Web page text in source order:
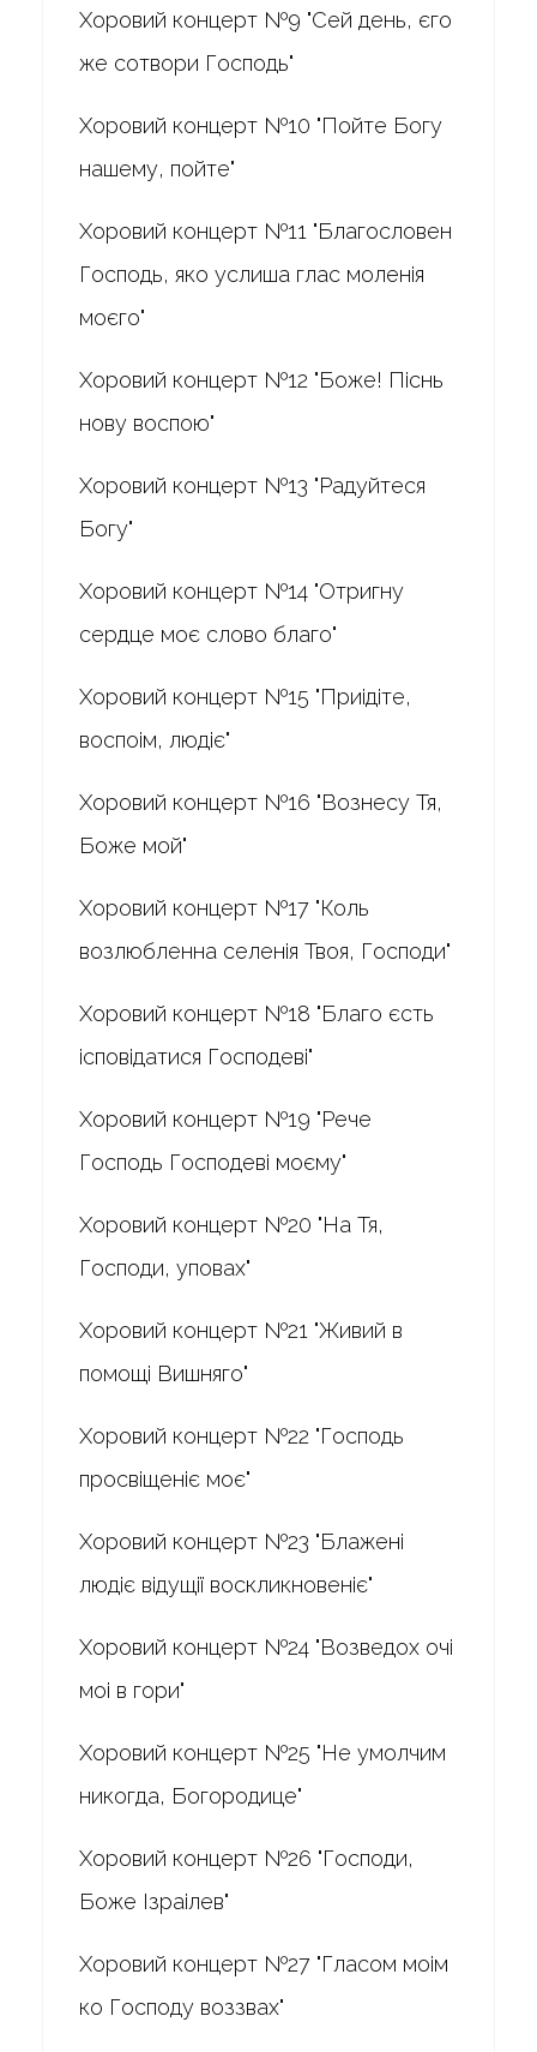
Хоровий концерт №9 "Сей день, єго
же сотвори Господь"
Хоровий концерт №10 "Пойте Богу
нашему, пойте"
Хоровий концерт №11 "Благословен
Господь, яко услиша глас моленія
моєго"
Хоровий концерт №12 "Боже! Піснь
нову воспою"
Хоровий концерт №13 "Радуйтеся
Богу"
Хоровий концерт №14 "Отригну
сердце моє слово благо"
Хоровий концерт №15 "Приідіте,
воспоім, людіє"
Хоровий концерт №16 "Вознесу Тя,
Боже мой"
Хоровий концерт №17 "Коль
возлюбленна селенія Твоя, Господи"
Хоровий концерт №18 "Благо єсть
ісповідатися Господеві"
Хоровий концерт №19 "Рече
Господь Господеві моєму"
Хоровий концерт №20 "На Тя,
Господи, уповах"
Хоровий концерт №21 "Живий в
помощі Вишняго"
Хоровий концерт №22 "Господь
просвіщеніє моє"
Хоровий концерт №23 "Блажені
людіє відущії воскликновеніє"
Хоровий концерт №24 "Возведох очі
моі в гори"
Хоровий концерт №25 "Не умолчим
никогда, Богородице"
Хоровий концерт №26 "Господи,
Боже Ізраілев"
Хоровий концерт №27 "Гласом моім
ко Господу воззвах"